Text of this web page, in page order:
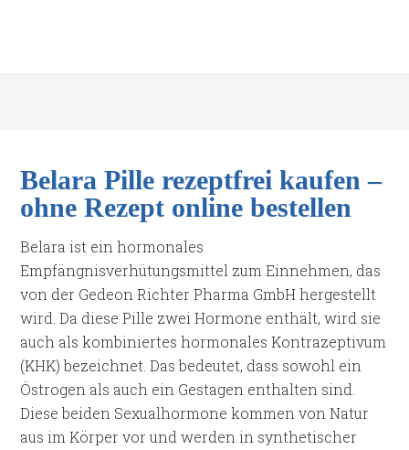
Belara Pille rezeptfrei kaufen –
ohne Rezept online bestellen
Belara ist ein hormonales
Empfängnisverhütungsmittel zum Einnehmen, das
von der Gedeon Richter Pharma GmbH hergestellt
wird. Da diese Pille zwei Hormone enthält, wird sie
auch als kombiniertes hormonales Kontrazeptivum
(KHK) bezeichnet. Das bedeutet, dass sowohl ein
Östrogen als auch ein Gestagen enthalten sind.
Diese beiden Sexualhormone kommen von Natur
aus im Körper vor und werden in synthetischer